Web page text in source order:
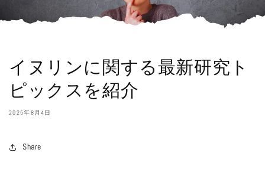
イヌリンに関する最新研究ト
ピックスを紹介
2025年8月4日
Share